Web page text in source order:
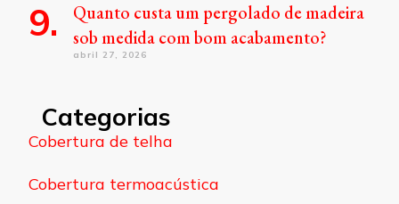
Quanto custa um pergolado de madeira
sob medida com bom acabamento?
abril 27, 2026
Categorias
Cobertura de telha
Cobertura termoacústica